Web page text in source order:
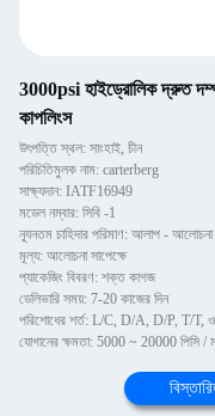
3000psi হাইড্রোলিক দ্রুত
কাপলিংস
উৎপত্তি স্থল: সাংহাই, চীন
পরিচিতিমুলক নাম: carterberg
সাক্ষ্যদান: IATF16949
মডেল নম্বার: সিবি -1
ন্যূনতম চাহিদার পরিমাণ: আলাপ - আলোচনা
মূল্য: আলোচনা সাপেক্ষে
প্যাকেজিং বিবরণ: শক্ত কাগজ
ডেলিভারি সময়: 7-20 কাজের দিন
পরিশোধের শর্ত: L/C, D/A, D/P, T/T,
যোগানের ক্ষমতা: 5000 ~ 20000 পিসি /